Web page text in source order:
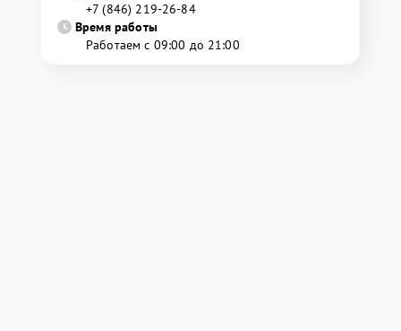
+7 (846) 219-26-84
Время работы
Работаем с 09:00 до 21:00